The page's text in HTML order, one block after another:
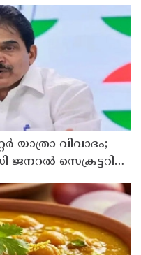
യാത്രാ വിവാദം;
ജനറല്‍ സെക്രട്ടറി